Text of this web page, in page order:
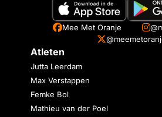
Mee Met Oranje
Atleten
Jutta Leerdam
Max Verstappen
Femke Bol
Mathieu van der Poel